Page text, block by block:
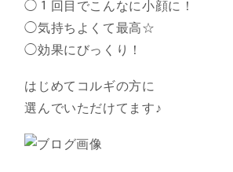
◯１回目でこんなに小顔に！
◯気持ちよくて最高☆
◯効果にびっくり！
はじめてコルギの方に
選んでいただけてます♪